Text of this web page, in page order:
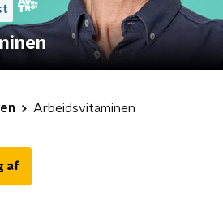
Arbeidsvitaminen
af